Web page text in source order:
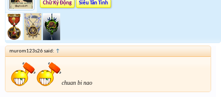
Chữ Ký Động
Siêu Tân Tinh
murom123s26 said: ↑
chuan bi nao